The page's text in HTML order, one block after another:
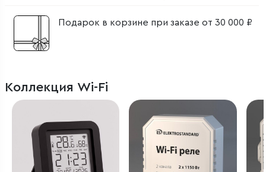
Подарок в корзине при заказе от 30 000 ₽
Коллекция Wi-Fi